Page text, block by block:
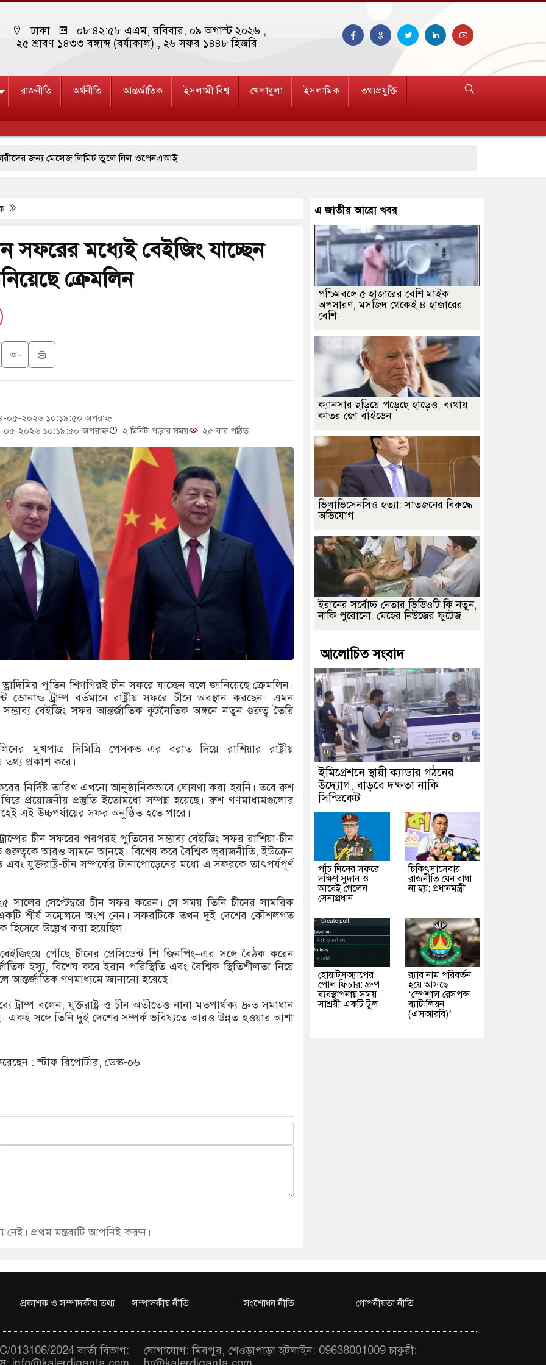
ঢাকা ০৮:৪২:৫৯ এএম, রবিবার, ০৯ অগাস্ট ২০২৬ ,
২৫ শ্রাবণ ১৪৩৩ বঙ্গাব্দ (বর্ষাকাল) , ২৬ সফর ১৪৪৮ হিজরি
রাজনীতি অর্থনীতি আন্তর্জাতিক ইসলামী বিশ্ব খেলাধুলা ইসলামিক তথ্যপ্রযুক্তি
মেসেজ লিমিট তুলে নিল ওপেনএআই
পশ্চিমবঙ্গে শব্দদূষণ নিয়ন্ত্রণে দেড় হাজার মসজিদ থেকে মাইক অপসারণ
কঠোর হুঁশিয়ারি ইরানের
কোরিয়ার বন্দি ২৫ শতাংশ বেড়েছে
বয়ান ও নামাজ পড়াবেন দেওবন্দের মুহতামিম
বরগুনার এসআইয়ের বিরুদ্ধে ব্যবস্থা নেওয়া
বিনিয়োগের আহবান প্রধানমন্ত্রীর
ইসরায়েলীরা,হাতছাড়ার ঝুঁকিতে জরুরি বৈঠক জর্ডানের
সফরের মধ্যেই বেইজিং যাচ্ছেন
ক্রেমলিন
অ-
২০২৬ ১০:১৯:৫০ অপরাহ্ন
২০২৬ ১০:১৯:৫০ অপরাহ্ন
২ মিনিট পড়ার সময় ২৫ বার পঠিত
ভ্লাদিমির পুতিন শিগগিরই চীন সফরে যাচ্ছেন বলে জানিয়েছে ক্রেমলিন।
ডোনাল্ড ট্রাম্প বর্তমানে রাষ্ট্রীয় সফরে চীনে অবস্থান করছেন। এমন
সম্ভাব্য বেইজিং সফর আন্তর্জাতিক কূটনৈতিক অঙ্গনে নতুন গুরুত্ব তৈরি
মুখপাত্র দিমিত্রি পেসকভ–এর বরাত দিয়ে রাশিয়ার রাষ্ট্রীয়
তথ্য প্রকাশ করে।
নির্দিষ্ট তারিখ এখনো আনুষ্ঠানিকভাবে ঘোষণা করা হয়নি। তবে রুশ
প্রয়োজনীয় প্রস্তুতি ইতোমধ্যে সম্পন্ন হয়েছে। রুশ গণমাধ্যমগুলোর
এই উচ্চপর্যায়ের সফর অনুষ্ঠিত হতে পারে।
চীন সফরের পরপরই পুতিনের সম্ভাব্য বেইজিং সফর রাশিয়া-চীন
আরও সামনে আনছে। বিশেষ করে বৈশ্বিক ভূরাজনীতি, ইউক্রেন
এবং যুক্তরাষ্ট্র-চীন সম্পর্কের টানাপোড়েনের মধ্যে এ সফরকে তাৎপর্যপূর্ণ
সালের সেপ্টেম্বরে চীন সফর করেন। সে সময় তিনি চীনের সামরিক
শীর্ষ সম্মেলনে অংশ নেন। সফরটিকে তখন দুই দেশের কৌশলগত
হিসেবে উল্লেখ করা হয়েছিল।
পৌঁছে চীনের প্রেসিডেন্ট শি জিনপিং–এর সঙ্গে বৈঠক করেন
ইস্যু, বিশেষ করে ইরান পরিস্থিতি এবং বৈশ্বিক স্থিতিশীলতা নিয়ে
আন্তর্জাতিক গণমাধ্যমে জানানো হয়েছে।
ট্রাম্প বলেন, যুক্তরাষ্ট্র ও চীন অতীতেও নানা মতপার্থক্য দ্রুত সমাধান
একই সঙ্গে তিনি দুই দেশের সম্পর্ক ভবিষ্যতে আরও উন্নত হওয়ার আশা
: স্টাফ রিপোর্টার, ডেস্ক-০৬
প্রথম মন্তব্যটি আপনিই করুন।
এ জাতীয় আরো খবর
পশ্চিমবঙ্গে ৫ হাজারের বেশি মাইক
অপসারণ, মসজিদ থেকেই ৪ হাজারের
বেশি
ক্যানসার ছড়িয়ে পড়েছে হাড়েও, ব্যথায়
কাতর জো বাইডেন
ভিলাভিসেনসিও হত্যা: সাতজনের বিরুদ্ধে
অভিযোগ
ইরানের সর্বোচ্চ নেতার ভিডিওটি কি নতুন,
নাকি পুরোনো: মেহের নিউজের ফুটেজ
আলোচিত সংবাদ
ইমিগ্রেশনে স্থায়ী ক্যাডার গঠনের
উদ্যোগ, বাড়বে দক্ষতা নাকি
সিন্ডিকেট
পাঁচ দিনের সফরে
দক্ষিণ সুদান ও
আবেই গেলেন
সেনাপ্রধান
চিকিৎসাসেবায়
রাজনীতি যেন বাধা
না হয়: প্রধানমন্ত্রী
হোয়াটসঅ্যাপের
পোল ফিচার: গ্রুপ
ব্যবস্থাপনায় সময়
সাশ্রয়ী একটি টুল
র‌্যাব নাম পরিবর্তন
হয়ে আসছে
‘স্পেশাল রেসপন্স
ব্যাটালিয়ন
(এসআরবি)’
প্রকাশক ও সম্পাদকীয় তথ্য সম্পাদকীয় নীতি সংশোধন নীতি গোপনীয়তা নীতি
013106/2024 বার্তা বিভাগ:
যোগাযোগ: মিরপুর, শেওড়াপাড়া হটলাইন: 09638001009 চাকুরী: